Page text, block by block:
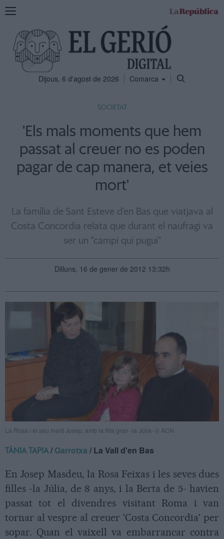
Mostra
navegació
Dijous, 6 d'agost de 2026 Comarca
SOCIETAT
'Els mals moments que hem
passat al creuer no es poden
pagar de cap manera, et veies
mort'
La família de Sant Esteve d'en Bas que viatjava al
Costa Concordia relata que durant el naufragi va
ser un "campi qui pugui"
Dilluns, 16 de gener de 2012 13:32h
La Rosa i el seu marit Josep, amb la filla gran -la Júlia- © ACN
TÀNIA TAPIA/Garrotxa / La Vall d'en Bas
En Josep Masdeu, la Rosa Feixas i les seves dues
filles -la Júlia, de 8 anys, i la Berta de 5- havien
passat tot el divendres visitant Roma i van
tornar al vespre al creuer 'Costa Concordia' per
sopar. Quan el vaixell va embarrancar contra